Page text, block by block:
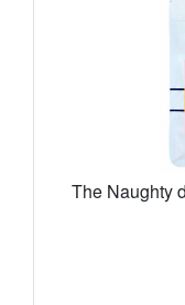
The Naughty